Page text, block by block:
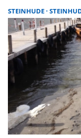
Gesundheit,
Die rot-grüne
Opposition warnt
STEINHUDE